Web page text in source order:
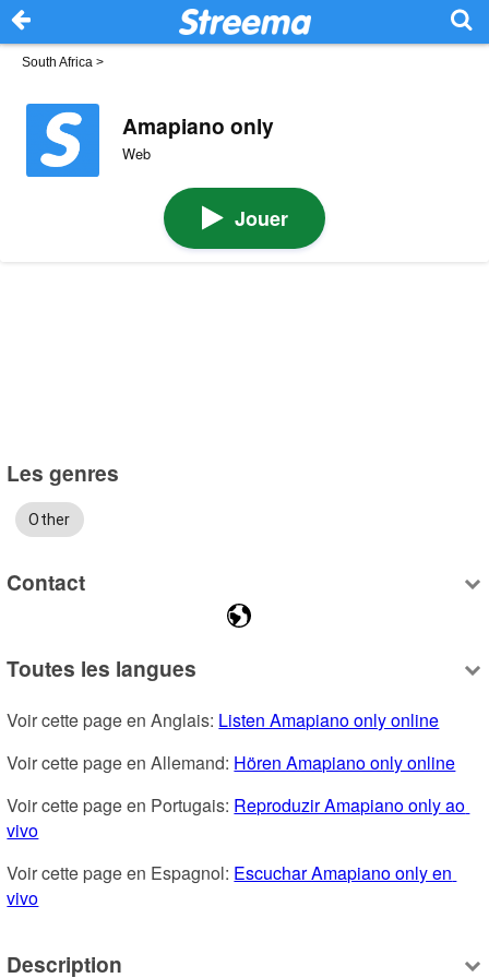
South Africa >
Amapiano only
Web
Jouer
Les genres
Other
Contact
Toutes les langues
Voir cette page en Anglais: Listen Amapiano only online
Voir cette page en Allemand: Hören Amapiano only online
Voir cette page en Portugais: Reproduzir Amapiano only ao
vivo
Voir cette page en Espagnol: Escuchar Amapiano only en
vivo
Description